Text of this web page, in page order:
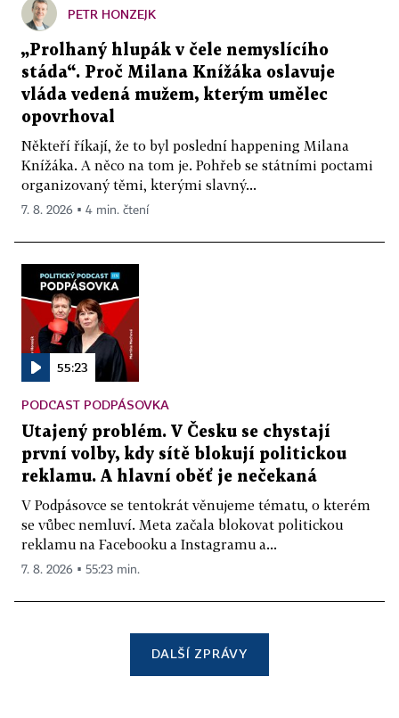
PETR HONZEJK
„Prolhaný hlupák v čele nemyslícího
stáda“. Proč Milana Knížáka oslavuje
vláda vedená mužem, kterým umělec
opovrhoval
Někteří říkají, že to byl poslední happening Milana
Knížáka. A něco na tom je. Pohřeb se státními poctami
organizovaný těmi, kterými slavný...
7. 8. 2026 ▪ 4 min. čtení
55:23
PODCAST PODPÁSOVKA
Utajený problém. V Česku se chystají
první volby, kdy sítě blokují politickou
reklamu. A hlavní oběť je nečekaná
V Podpásovce se tentokrát věnujeme tématu, o kterém
se vůbec nemluví. Meta začala blokovat politickou
reklamu na Facebooku a Instagramu a...
7. 8. 2026 ▪ 55:23 min.
DALŠÍ ZPRÁVY